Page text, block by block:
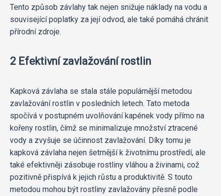
Tento způsob závlahy tak nejen snižuje náklady na vodu a
související poplatky za její odvod, ale také pomáhá chránit
přírodní zdroje.
2 Efektivní zavlažování rostlin
Kapková závlaha se stala stále populárnější metodou
zavlažování rostlin v posledních letech. Tato metoda
spočívá v postupném uvolňování kapének vody přímo na
kořeny rostlin, čímž se minimalizuje množství ztracené
vody a zvyšuje se účinnost zavlažování. Díky tomu je
kapková závlaha nejen šetrnější k životnímu prostředí, ale
také efektivněji zásobuje rostliny vláhou a živinami, což
pozitivně přispívá k jejich růstu a produktivitě. S touto
metodou mohou být rostliny zavlažovány přesně podle